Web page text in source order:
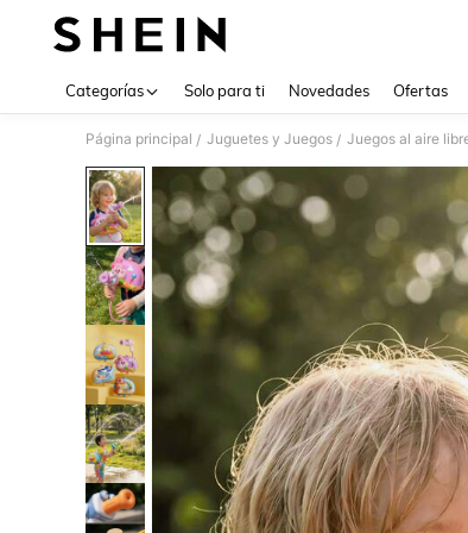
Categorías Solo para ti Novedades Ofertas
Página principal / Juguetes y Juegos / Juegos al aire